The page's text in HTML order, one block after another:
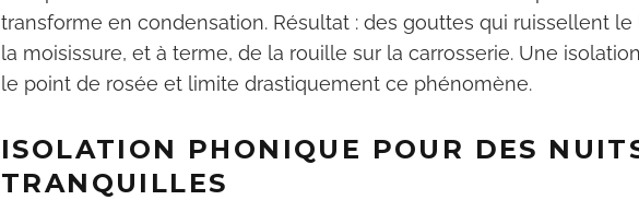
transforme en condensation. Résultat : des gouttes qui ruissellent
la moisissure, et à terme, de la rouille sur la carrosserie. Une
le point de rosée et limite drastiquement ce phénomène.
ISOLATION PHONIQUE POUR DES
TRANQUILLES